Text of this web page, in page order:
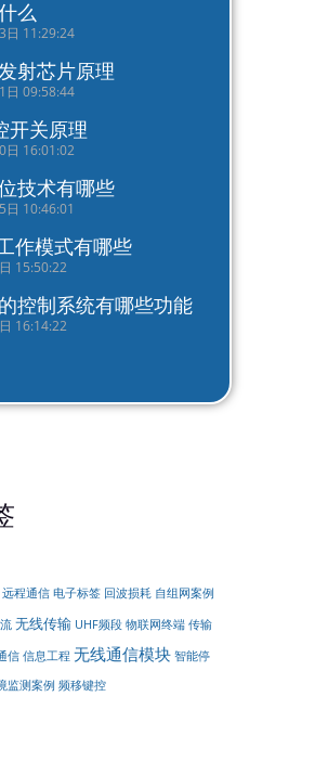
么
日 11:29:24
射芯片原理
日 09:58:44
开关原理
日 16:01:02
技术有哪些
日 10:46:01
作模式有哪些
15:50:22
控制系统有哪些功能
16:14:22
远程通信 电子标签 回波损耗 自组网案例
无线传输 UHF频段 物联网终端 传输
信 信息工程 无线通信模块 智能停
监测案例 频移键控